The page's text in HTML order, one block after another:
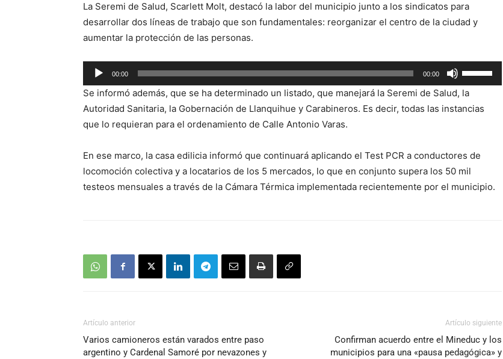
flecha
arriba/abajo
aumentar
o
disminuir
el
La Seremi de Salud, Scarlett Molt, destacó la labor del municipio junto a los sindicatos para
desarrollar dos líneas de trabajo que son fundamentales: reorganizar el centro de la ciudad y
aumentar la protección de las personas.
Reproductor
de
audio
00:00 00:00
las
teclas
de
para
aumentar
o
Se informó además, que se ha determinado un listado, que manejará la Seremi de Salud, la
Autoridad Sanitaria, la Gobernación de Llanquihue y Carabineros. Es decir, todas las instancias
que lo requieran para el ordenamiento de Calle Antonio Varas.
En ese marco, la casa edilicia informó que continuará aplicando el Test PCR a conductores de
locomoción colectiva y a locatarios de los 5 mercados, lo que en conjunto supera los 50 mil
testeos mensuales a través de la Cámara Térmica implementada recientemente por el municipio.
Artículo anterior
Varios camioneros están varados entre paso
argentino y Cardenal Samoré por nevazones y
Artículo siguiente
Confirman acuerdo entre el Mineduc y los
municipios para una «pausa pedagógica» y